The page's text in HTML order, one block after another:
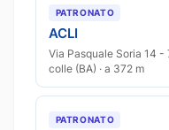
PATRONATO
ACLI
Via Pasquale Soria 14 -
colle (BA) · a 372 m
PATRONATO